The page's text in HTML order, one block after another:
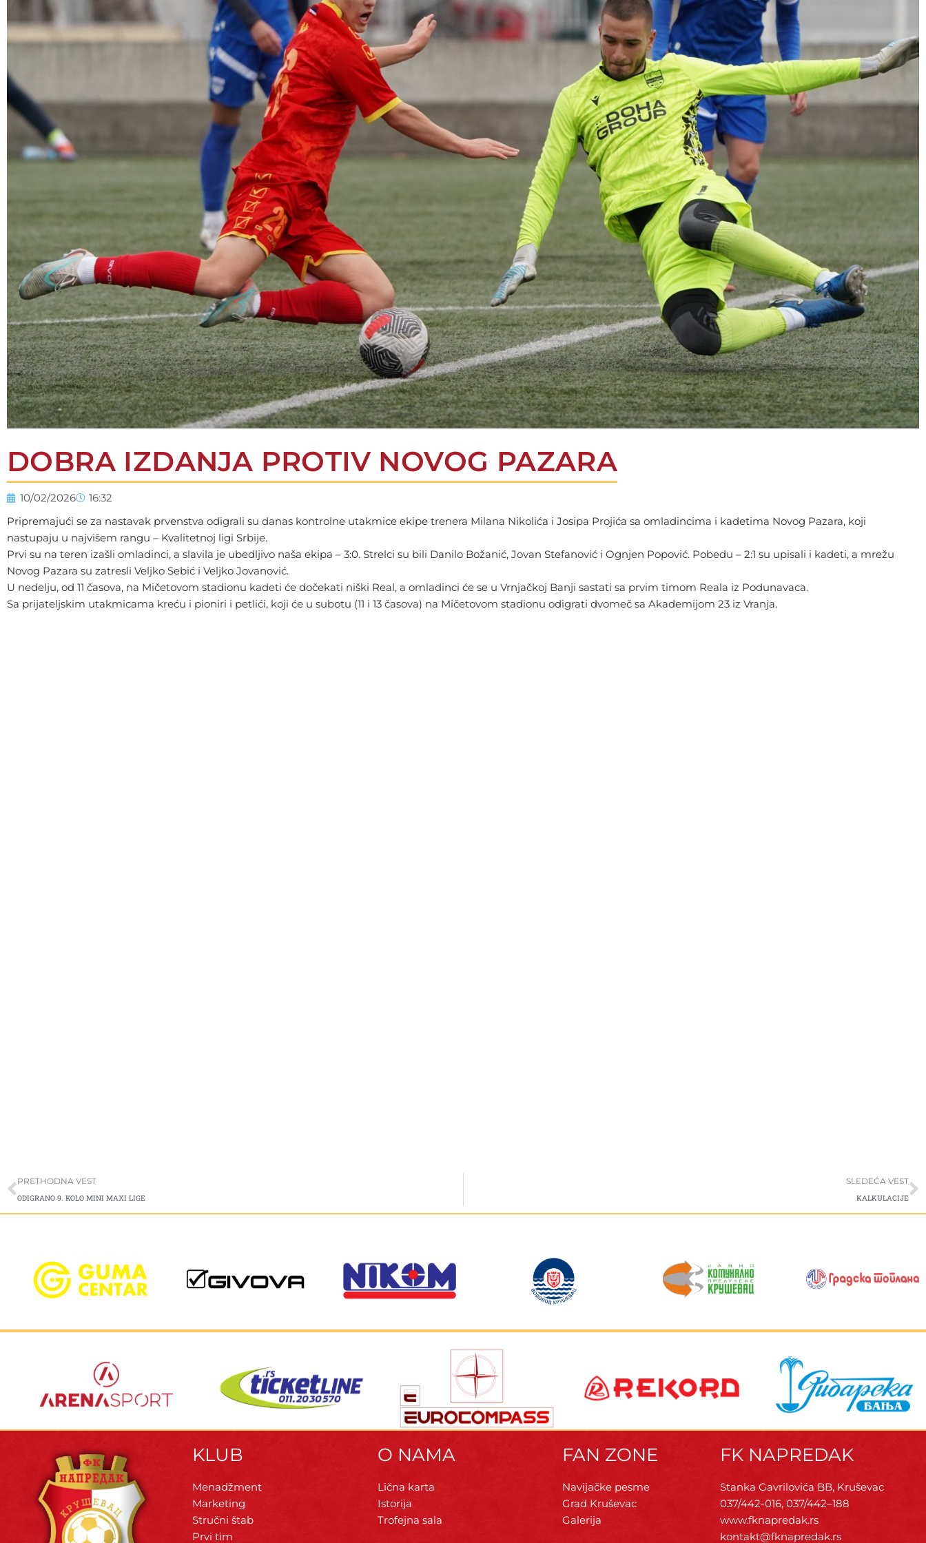
DOBRA IZDANJA PROTIV NOVOG PAZARA
10/02/2026
16:32
Pripremajući se za nastavak prvenstva odigrali su danas kontrolne utakmice ekipe trenera Milana Nikolića i Josipa Projića sa omladincima i kadetima Novog Pazara, koji
nastupaju u najvišem rangu – Kvalitetnoj ligi Srbije.
Prvi su na teren izašli omladinci, a slavila je ubedljivo naša ekipa – 3:0. Strelci su bili Danilo Božanić, Jovan Stefanović i Ognjen Popović. Pobedu – 2:1 su upisali i kadeti, a mrežu
Novog Pazara su zatresli Veljko Sebić i Veljko Jovanović.
U nedelju, od 11 časova, na Mičetovom stadionu kadeti će dočekati niški Real, a omladinci će se u Vrnjačkoj Banji sastati sa prvim timom Reala iz Podunavaca.
Sa prijateljskim utakmicama kreću i pioniri i petlići, koji će u subotu (11 i 13 časova) na Mičetovom stadionu odigrati dvomeč sa Akademijom 23 iz Vranja.
Prev
PRETHODNA VEST
ODIGRANO 9. KOLO MINI MAXI LIGE
SLEDEĆA VEST
KALKULACIJE
KLUB
Menadžment
Marketing
Stručni štab
Prvi tim
O NAMA
Lična karta
Istorija
Trofejna sala
FAN ZONE
Navijačke pesme
Grad Kruševac
Galerija
FK NAPREDAK
Stanka Gavrilovića BB, Kruševac
037/442-016, 037/442–188
www.fknapredak.rs
kontakt@fknapredak.rs